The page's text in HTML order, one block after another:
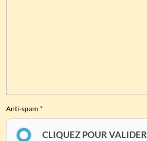
Anti-spam
CLIQUEZ POUR VALIDER